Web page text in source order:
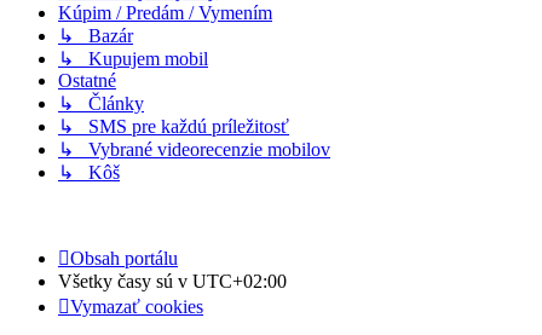
Kúpim / Predám / Vymením
↳ Bazár
↳ Kupujem mobil
Ostatné
↳ Články
↳ SMS pre každú príležitosť
↳ Vybrané videorecenzie mobilov
↳ Kôš
Obsah portálu
Všetky časy sú v UTC+02:00
Vymazať cookies